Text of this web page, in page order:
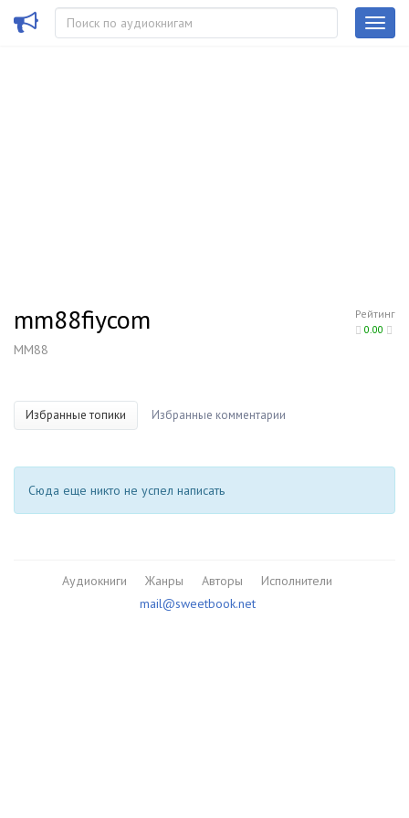
Рейтинг
0.00
mm88fiycom
MM88
Избранные топики Избранные комментарии
Сюда еще никто не успел написать
Аудиокниги Жанры Авторы
Исполнители
mail@sweetbook.net